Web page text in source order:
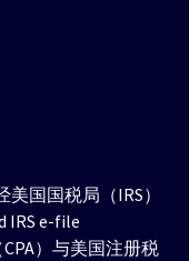
国国税局（IRS）
IRS e-file
）与美国注册税